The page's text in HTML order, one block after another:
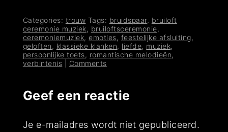
Categories: trouw Tags: bruidspaar, bruiloft
ceremonie muziek, bruiloftsceremonie,
ceremoniemuziek,emoties, feestelijke afsluiting,
geloften , klassieke klanken, liefde, muziek,
persoonlijke toets, romantische melodieën,
verbintenis
Comments
Geef een reactie
Je e-mailadres wordt niet gepubliceerd.